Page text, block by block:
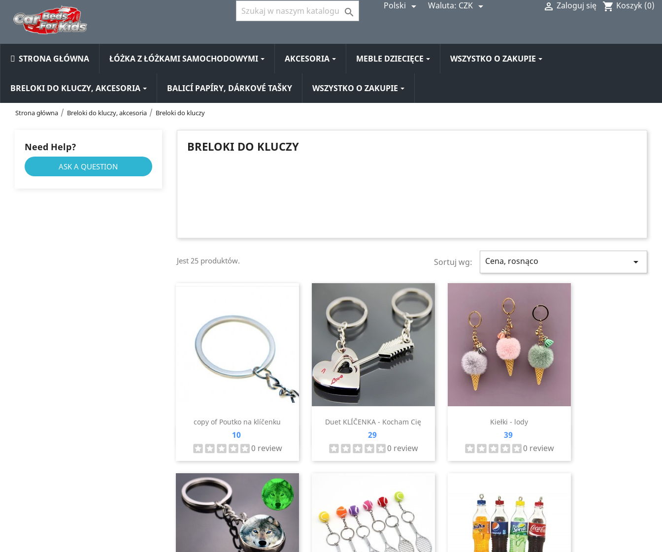

Polski  Waluta: CZK   Zaloguj się shopping_cart Koszyk (0)
STRONA GŁÓWNA ŁÓŻKA Z ŁÓŻKAMI SAMOCHODOWYMI AKCESORIA MEBLE DZIECIĘCE WSZYSTKO O ZAKUPIE
BRELOKI DO KLUCZY, AKCESORIA BALICÍ PAPÍRY, DÁRKOVÉ TAŠKY WSZYSTKO O ZAKUPIE
Strona główna Breloki do kluczy, akcesoria Breloki do kluczy
Need Help?
ASK A QUESTION
BRELOKI DO KLUCZY
Jest 25 produktów. Sortuj wg: Cena, rosnąco 
copy of Poutko na klíčenku
Cena
10
0 review
Szybki podgląd
Duet KLÍČENKA - Kocham Cię
Cena
29
0 review
Szybki podgląd
Kiełki - lody
Cena
39
0 review
Szybki podgląd